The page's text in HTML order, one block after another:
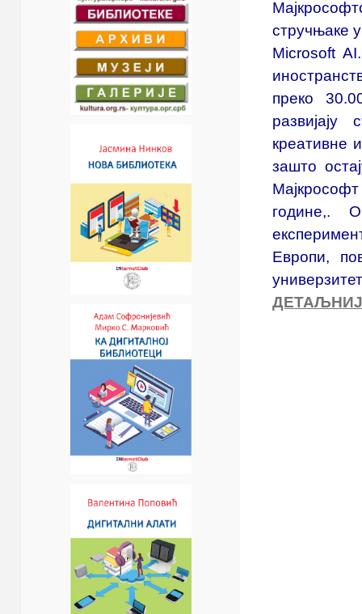
стручњаке
Microsoft
преко
креативне
зашто
године,.
Европи,